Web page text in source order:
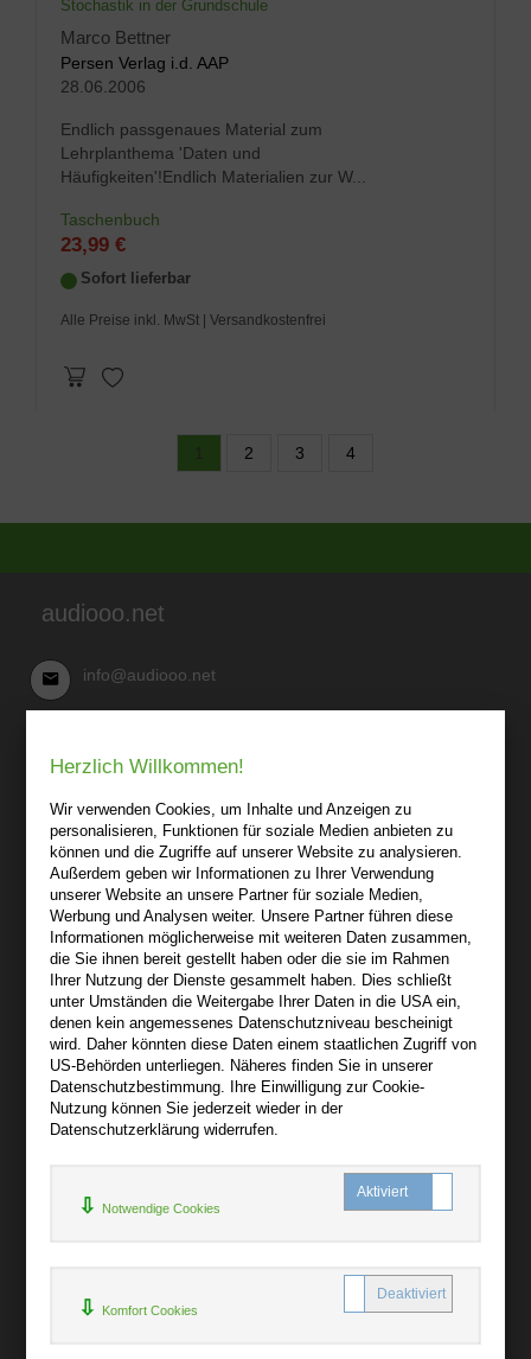
Stochastik in der Grundschule
Marco Bettner
Persen Verlag i.d. AAP
28.06.2006
Endlich passgenaues Material zum
Lehrplanthema 'Daten und
Häufigkeiten'!Endlich Materialien zur W...
Taschenbuch
23,99 €
Sofort lieferbar
Alle Preise inkl. MwSt | Versandkostenfrei
2 3 4
audiooo.net
info@audiooo.net
03 41-25 69 27 20
audiooo.net
Lindenthaler Straße 15
04155 Leipzig
Wir sind gerne für Sie persönlich da.
Über audiooo.net
AGB
Impressum
Widerruf
Datenschutz
Bibliotheksrabatt
MARC21-Datenimport
Herzlich Willkommen!
Wir verwenden Cookies, um Inhalte und Anzeigen zu
personalisieren, Funktionen für soziale Medien anbieten zu
können und die Zugriffe auf unserer Website zu analysieren.
Außerdem geben wir Informationen zu Ihrer Verwendung
unserer Website an unsere Partner für soziale Medien,
Werbung und Analysen weiter. Unsere Partner führen diese
Informationen möglicherweise mit weiteren Daten zusammen,
die Sie ihnen bereit gestellt haben oder die sie im Rahmen
Ihrer Nutzung der Dienste gesammelt haben. Dies schließt
unter Umständen die Weitergabe Ihrer Daten in die USA ein,
denen kein angemessenes Datenschutzniveau bescheinigt
wird. Daher könnten diese Daten einem staatlichen Zugriff von
US-Behörden unterliegen. Näheres finden Sie in unserer
Datenschutzbestimmung. Ihre Einwilligung zur Cookie-
Nutzung können Sie jederzeit wieder in der
Datenschutzerklärung widerrufen.
Notwendige Cookies
Komfort Cookies